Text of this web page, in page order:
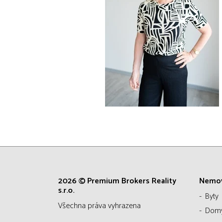
2026 © Premium Brokers Reality
s.r.o.
všechna práva vyhrazena
Byty